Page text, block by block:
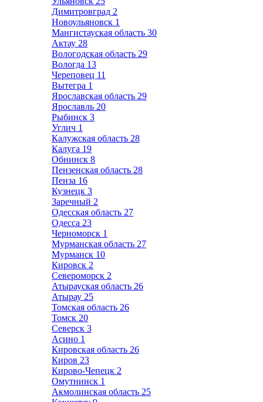
Димитровград 2
Новоульяновск 1
Мангистауская область 30
Актау 28
Вологодская область 29
Вологда 13
Череповец 11
Вытегра 1
Ярославская область 29
Ярославль 20
Рыбинск 3
Углич 1
Калужская область 28
Калуга 19
Обнинск 8
Пензенская область 28
Пенза 16
Кузнецк 3
Заречный 2
Одесская область 27
Одесса 23
Черноморск 1
Мурманская область 27
Мурманск 10
Кировск 2
Североморск 2
Атырауская область 26
Атырау 25
Томская область 26
Томск 20
Северск 3
Асино 1
Кировская область 26
Киров 23
Кирово-Чепецк 2
Омутнинск 1
Акмолинская область 25